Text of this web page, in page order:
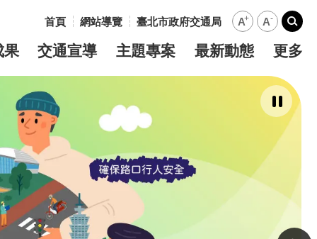
首頁 網站導覽 臺北市政府交通局 A+ A-
搜尋
果 交通宣導 主題專案 最新動態 更多
暫
停
撥
放
廣